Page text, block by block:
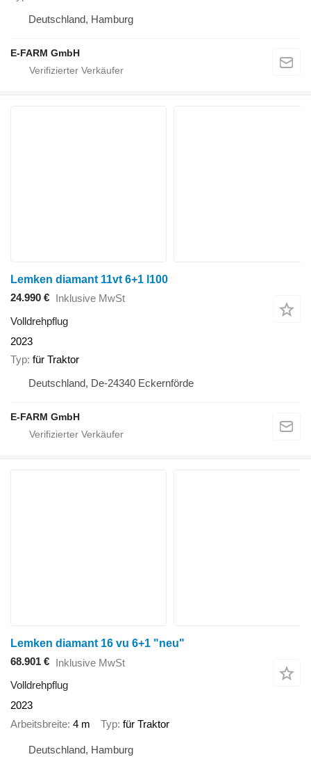
Deutschland, Hamburg
E-FARM GmbH
Lemken diamant 11vt 6+1 l100
24.990 € Inklusive MwSt
Volldrehpflug
2023
Typ für Traktor
Deutschland, De-24340 Eckernförde
E-FARM GmbH
Lemken diamant 16 vu 6+1 "neu"
68.901 € Inklusive MwSt
Volldrehpflug
2023
Arbeitsbreite 4 m Typ für Traktor
Deutschland, Hamburg